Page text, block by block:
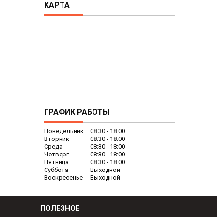
КАРТА
ГРАФИК РАБОТЫ
Понедельник 08:30
18:00
Вторник
08:30
18:00
Среда
08:30
18:00
Четверг
08:30
18:00
Пятница
08:30
18:00
Суббота
Выходной
Воскресенье
Выходной
ПОЛЕЗНОЕ